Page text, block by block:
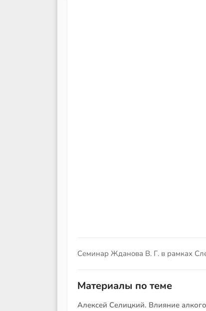
Семинар Жданова В. Г. в рамках
Материалы по теме
Алексей Селицкий. Влияние